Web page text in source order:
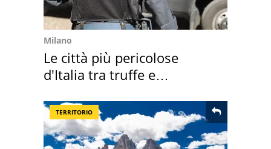
Milano
Le città più pericolose
d'Italia tra truffe e
TERRITORIO